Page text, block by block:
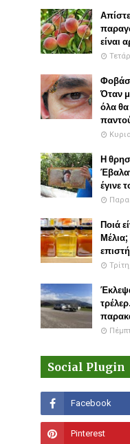
είναι
Όταν
όλα
Η
έγινε
Ποιά
Μέλια;
Social Plugin